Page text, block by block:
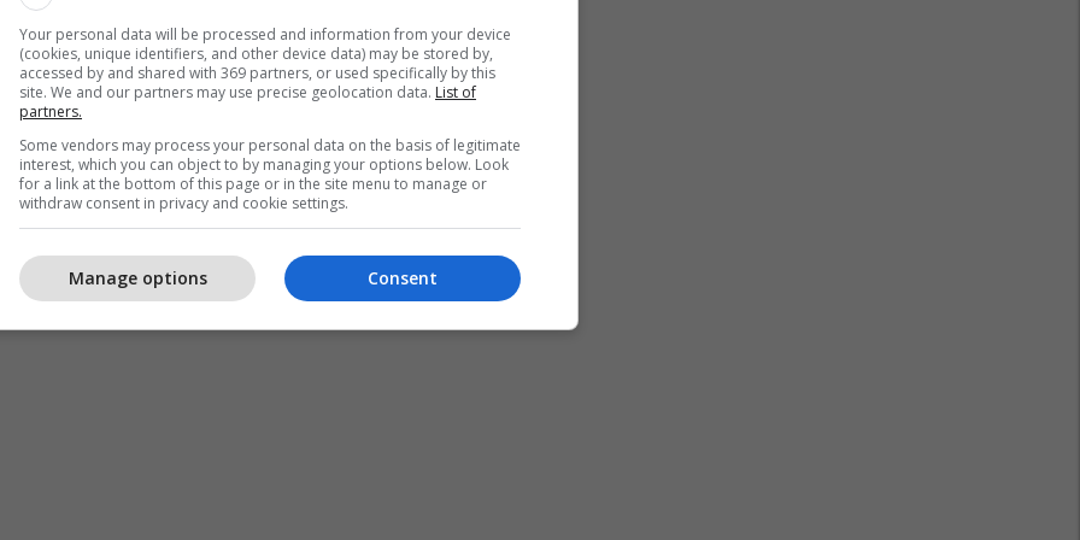
të gjithë njerëzit që jetojnë në Kosovë”, thuhet
rikujtuar se vazhdon zbatimin e mandatit të tij në
1244 të Këshillit të Sigurimit të OKB-së, në
me Policinë e Kosovës dhe misionin e BE-së
në Kosovë, EULEX. /Telegrafi/
Your personal data will be processed and information from your device
(cookies, unique identifiers, and other device data) may be stored by,
accessed by and shared with 369 partners, or used specifically by this
site. We and our partners may use precise geolocation data. List of
partners.
Some vendors may process your personal data on the basis of legitimate
interest, which you can object to by managing your options below. Look
for a link at the bottom of this page or in the site menu to manage or
withdraw consent in privacy and cookie settings.
Consent
Manage options